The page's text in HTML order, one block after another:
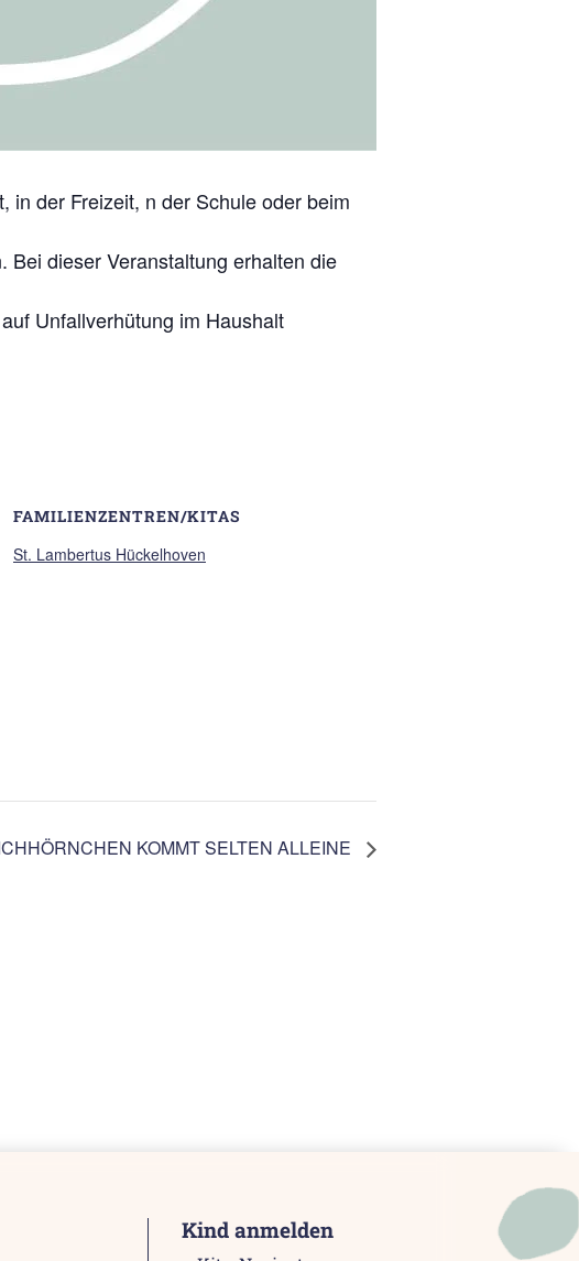
in der Freizeit, n der Schule oder beim
Bei dieser Veranstaltung erhalten die
Unfallverhütung im Haushalt
FAMILIENZENTREN/KITAS
St. Lambertus Hückelhoven
KOMMT SELTEN ALLEINE
Kind anmelden